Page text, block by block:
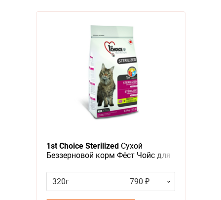
1st Choice Sterilized Сухой
Беззерновой корм Фёст Чойс для
Батат
320г 790 ₽